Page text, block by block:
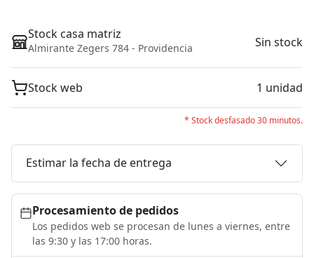
Stock casa matriz
Almirante Zegers 784 - Providencia Sin stock
Stock web 1 unidad
* Stock desfasado 30 minutos.
Estimar la fecha de entrega
Procesamiento de pedidos
Los pedidos web se procesan de lunes a viernes, entre
las 9:30 y las 17:00 horas.